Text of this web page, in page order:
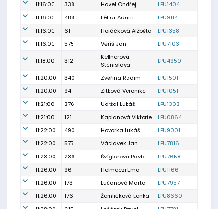
11:16:00
338 Havel Ondřej
LPU1404
11:16:00
488 Léhar Adam
LPU9114
11:16:00
61 Horáčková Alžběta
LPU1358
11:16:00
575 Věříš Jan LPU7103
11:18:00 312
Kellnerová
Stanislava
LPU4950
11:20:00 340 Zvěřina Radim
LPU1501
11:20:00
94 Zitková Veronika
LPU1051
11:21:00
376 Udržal Lukáš
LPU1303
11:21:00
121 Kaplanová Viktorie
LPU0864
11:22:00
490 Hovorka Lukáš
LPU9001
11:22:00
577 Václavek Jan
LPU7816
11:23:00
236 Švíglerová Pavla
LPU7658
11:26:00
96 Helmeczi Ema
LPU1166
11:26:00
173 Lučanová Marta
LPU7957
11:26:00
176 Žemličková Lenka
LPU8660